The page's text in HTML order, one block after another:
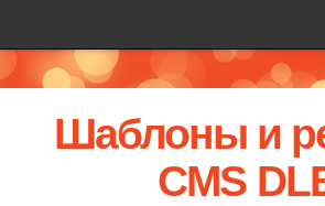
Шаблоны и
CMS